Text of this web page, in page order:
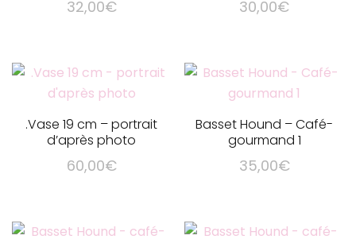
32,00€
a
plusieurs
variations.
Les
options
sur
30,00€
a
plusieurs
variations.
Les
options
sur
.Vase 19 cm – portrait
d’après photo
60,00€
Basset Hound – Café-
gourmand 1
35,00€